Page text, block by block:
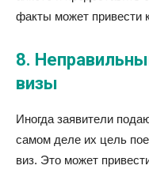
факты может привести
8.
визы
Иногда заявители
самом деле их цель
виз. Это может